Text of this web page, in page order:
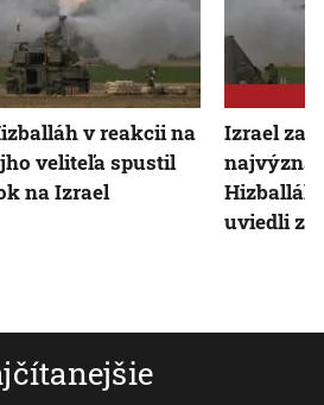
v reakcii na
veliteľa spustil
na Izrael
Izrael
uviedli